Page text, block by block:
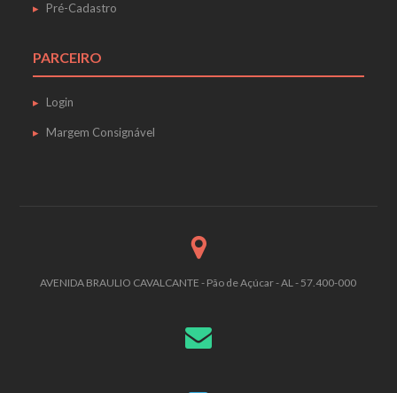
Pré-Cadastro
PARCEIRO
Login
Margem Consignável
AVENIDA BRAULIO CAVALCANTE - Pão de Açúcar - AL - 57.400-000